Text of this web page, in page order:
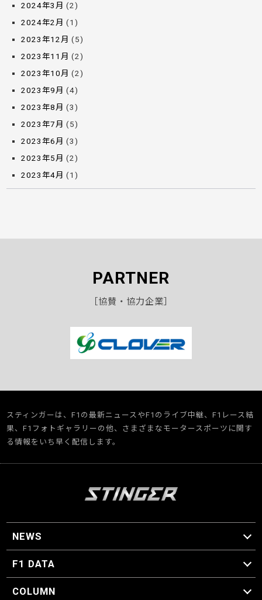
2024年3月 (2)
2024年2月 (1)
2023年12月 (5)
2023年11月 (2)
2023年10月 (2)
2023年9月 (4)
2023年8月 (3)
2023年7月 (5)
2023年6月 (3)
2023年5月 (2)
2023年4月 (1)
PARTNER
［協賛・協力企業］
スティンガーは、F1の最新ニュースやF1のライブ中継、F1レース結
果、F1フォトギャラリーの他、さまざまなモータースポーツに関す
る情報をいち早く配信します。
NEWS
F1 ニュース
F1 DATA
F1 日程
F1 データ
COLUMN